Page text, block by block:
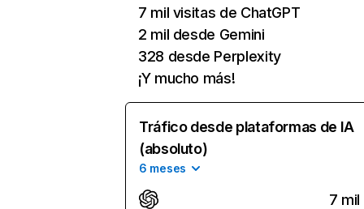
7 mil visitas de ChatGPT
2 mil desde Gemini
328 desde Perplexity
¡Y mucho más!
Tráfico desde plataformas de IA
(absoluto)
6 meses
7 mil